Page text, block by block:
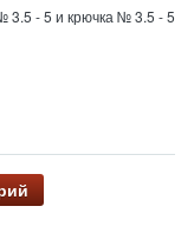
3.5 - 5 и крючка № 3.5 - 5